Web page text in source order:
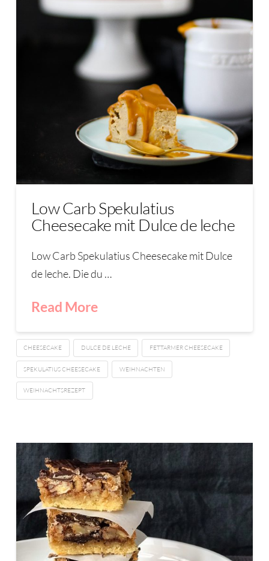
Low Carb Spekulatius
Cheesecake mit Dulce de leche
Low Carb Spekulatius Cheesecake mit Dulce
de leche. Die du …
Read More
CHEESECAKE DULCE DE LECHE FETTARMER CHEESECAKE
SPEKULATIUS CHEESECAKE WEIHNACHTEN
WEIHNACHTSREZEPT